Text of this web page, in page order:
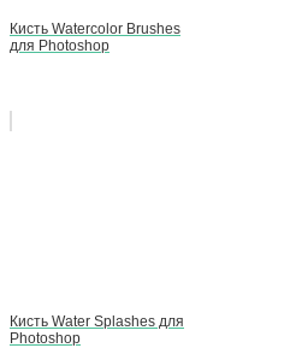
Кисть Watercolor Brushes
для Photoshop
Кисть Water Splashes для
Photoshop